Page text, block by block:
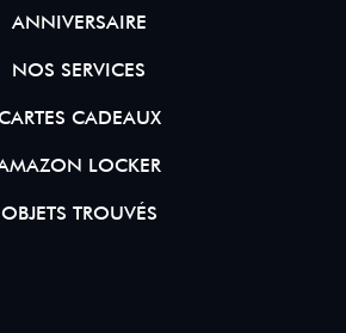
ANNIVERSAIRE
NOS SERVICES
CADEAUX
LOCKER
OBJETS TROUVÉS